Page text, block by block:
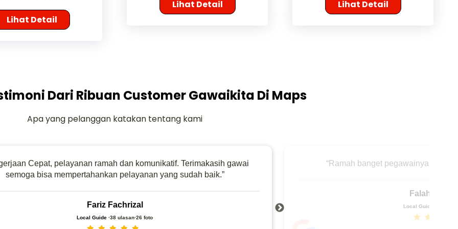
Lihat Detail
Lihat Detail Lihat Detail
Dari Ribuan Customer Gawaikita Di Maps
Apa yang pelanggan katakan tentang kami
Cepat, pelayanan ramah dan komunikatif. Terimakasih gawai
semoga bisa mempertahankan pelayanan yang sudah baik.”
Fariz Fachrizal
Local Guide·38 ulasan·26 foto
“Ramah banget pegawainya,
Falah
Local Guide